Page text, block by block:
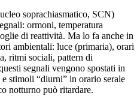
soprachiasmatico, SCN)
ormoni, temperatura
di reattività. Ma lo fa anche in
ambientali: luce (primaria), orari
ritmi sociali, pattern di
segnali vengono spostati in
stimoli “diurni” in orario serale
notturno può ritardare.